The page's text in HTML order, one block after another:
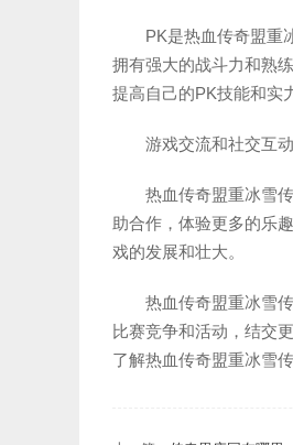
PK是热血传奇盟重
拥有强大的战斗力和熟
提高自己的PK技能和实
游戏交流和社交互动
热血传奇盟重冰雪
助合作，体验更多的乐
戏的发展和壮大。
热血传奇盟重冰雪
比赛竞争和活动，结交
了解热血传奇盟重冰雪